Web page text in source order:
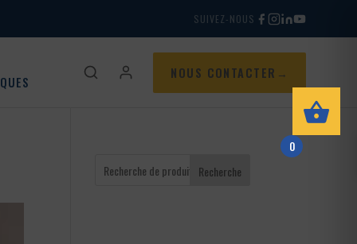
SUIVEZ-NOUS
NOUS CONTACTER
Recherche
0